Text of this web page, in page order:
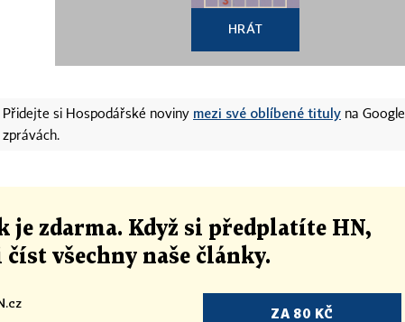
HRÁT
Přidejte si Hospodářské noviny mezi své oblíbené tituly na Google
zprávách.
je zdarma. Když si předplatíte HN,
číst všechny naše články.
ZA 80 KČ